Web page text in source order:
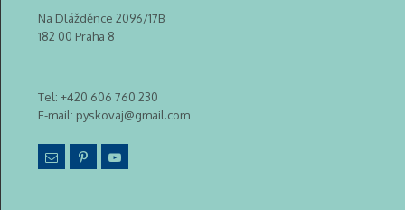
Na Dlážděnce 2096/17B
182 00 Praha 8
Tel: +420 606 760 230
E-mail: pyskovaj@gmail.com